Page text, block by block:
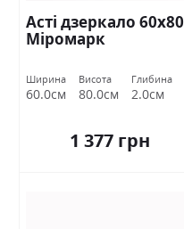
Асті дзеркало 60х80
Міромарк
Ширина
60.0см
Висота
80.0см
Глибина
2.0см
1 377 грн